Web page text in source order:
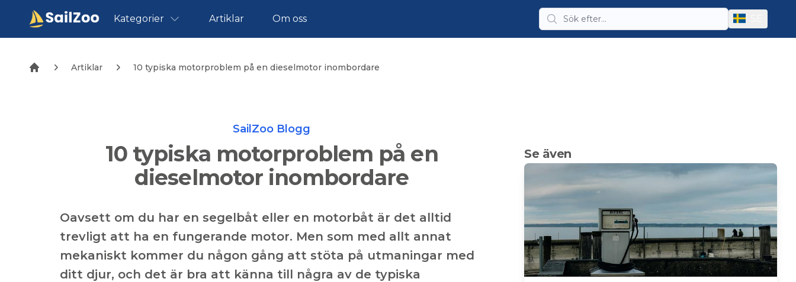
Kategorier Artiklar Om oss
Artiklar 10 typiska motorproblem på en dieselmotor inombordare
SailZoo Blogg
10 typiska motorproblem på en
dieselmotor inombordare
Oavsett om du har en segelbåt eller en motorbåt är det alltid
trevligt att ha en fungerande motor. Men som med allt annat
mekaniskt kommer du någon gång att stöta på utmaningar med
ditt djur, och det är bra att känna till några av de typiska
Se även